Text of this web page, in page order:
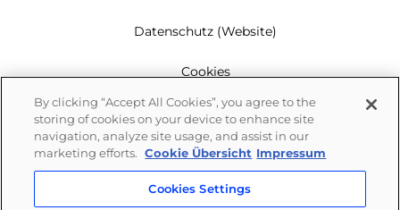
Datenschutz (Website)
Cookies
Garantie
Newsletter
Whistleblowing
By clicking “Accept All Cookies”, you agree to the
storing of cookies on your device to enhance site
navigation, analyze site usage, and assist in our
marketing efforts. Cookie Übersicht Impressum
Cookies Settings